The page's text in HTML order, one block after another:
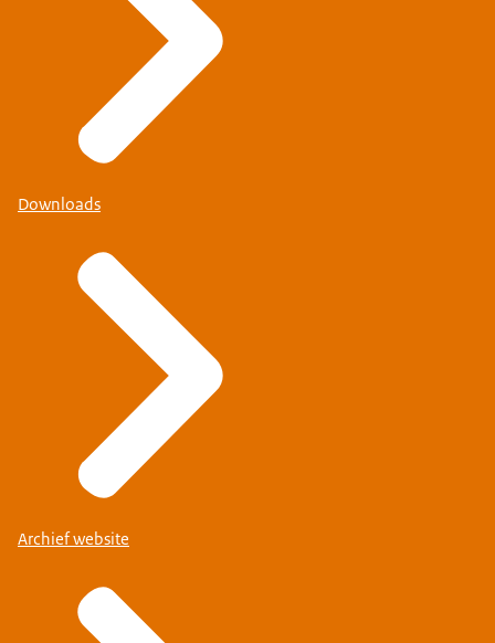
Downloads
Archief website